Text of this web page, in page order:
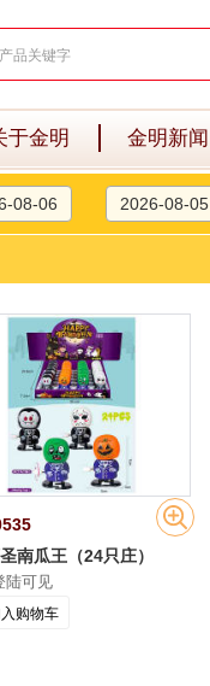
于金明 金明新闻
08-06 2026-08-05
圣南瓜王（24只庄）
陆可见
购物车